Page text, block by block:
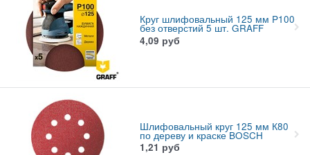
Круг шлифовальный 125 мм P100
без отверстий 5 шт. GRAFF
4,09 руб
Шлифовальный круг 125 мм К80
по дереву и краске BOSCH
1,21 руб